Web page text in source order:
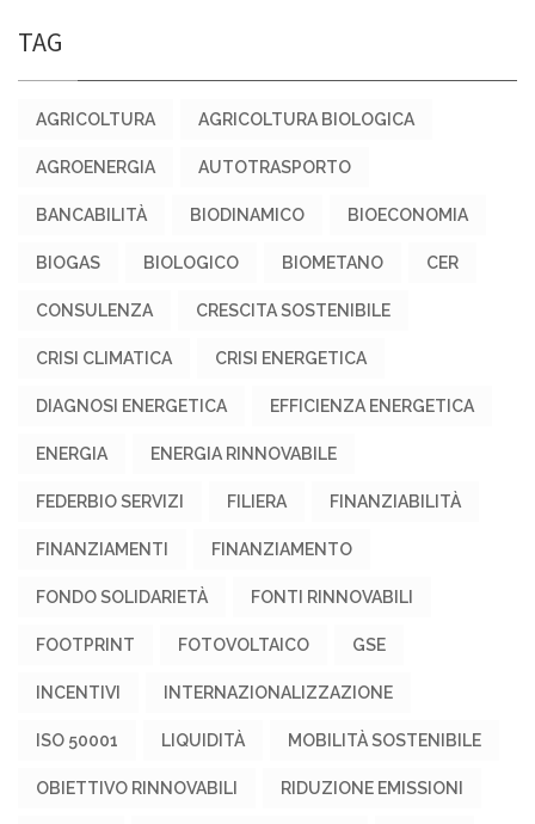
TAG
AGRICOLTURA AGRICOLTURA BIOLOGICA
AGROENERGIA AUTOTRASPORTO
BANCABILITÀ BIODINAMICO BIOECONOMIA
BIOGAS BIOLOGICO BIOMETANO CER
CONSULENZA CRESCITA SOSTENIBILE
CRISI CLIMATICA CRISI ENERGETICA
DIAGNOSI ENERGETICA EFFICIENZA ENERGETICA
ENERGIA ENERGIA RINNOVABILE
FEDERBIO SERVIZI FILIERA FINANZIABILITÀ
FINANZIAMENTI FINANZIAMENTO
FONDO SOLIDARIETÀ FONTI RINNOVABILI
FOOTPRINT FOTOVOLTAICO GSE
INCENTIVI INTERNAZIONALIZZAZIONE
ISO 50001 LIQUIDITÀ MOBILITÀ SOSTENIBILE
OBIETTIVO RINNOVABILI RIDUZIONE EMISSIONI